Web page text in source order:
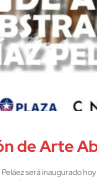
de Arte
será inaugurado